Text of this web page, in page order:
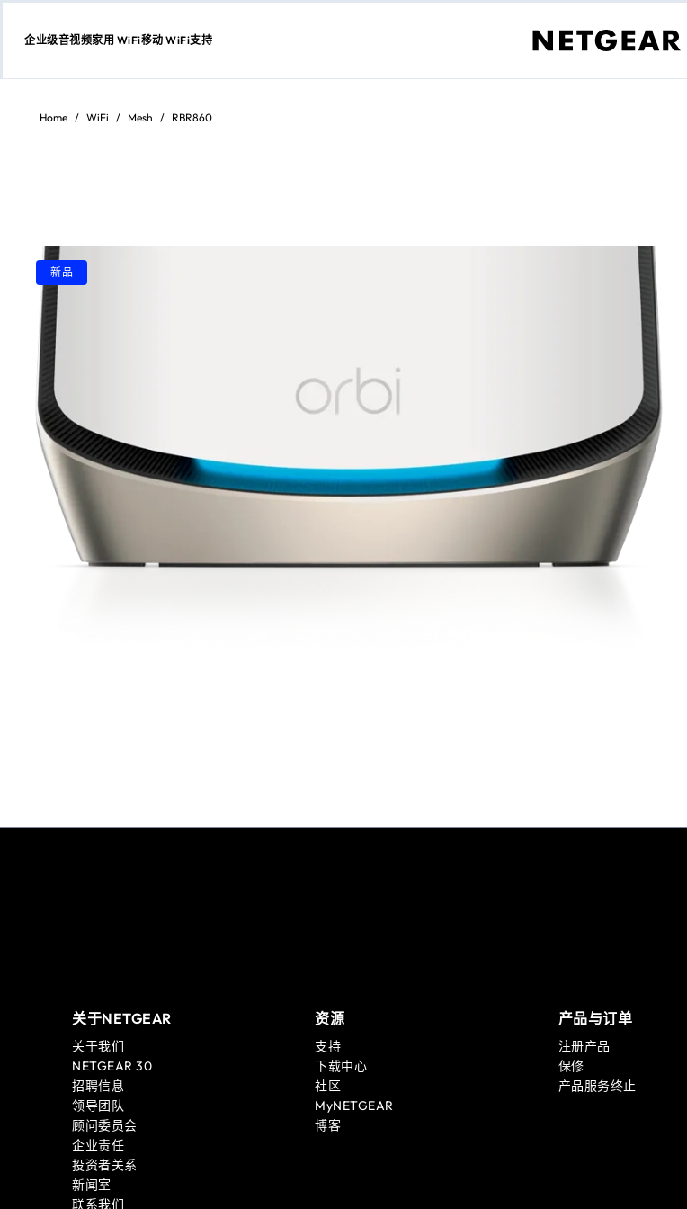
跳
企业级音视频家用 WiFi移动 WiFi支持
Home / WiFi / Mesh / RBR860
新品
关于NETGEAR
关于我们
NETGEAR 30
招聘信息
领导团队
顾问委员会
企业责任
投资者关系
新闻室
联系我们
资源
支持
下载中心
社区
MyNETGEAR
博客
产品与订单
注册产品
保修
产品服务终止